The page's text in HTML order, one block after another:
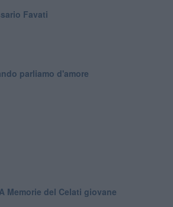
Favati
parliamo d'amore
Memorie del Celati giovane